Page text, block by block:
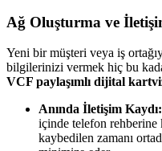
Ağ Oluşturma ve
Yeni bir müşteri veya iş
bilgilerinizi vermek hiç bu
VCF paylaşımlı dijital
Anında İletişim Kaydı:
içinde telefon
kaybedilen zamanı